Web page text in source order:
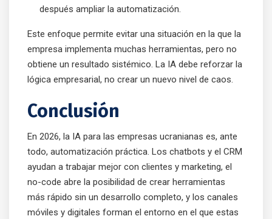
después ampliar la automatización.
Este enfoque permite evitar una situación en la que la
empresa implementa muchas herramientas, pero no
obtiene un resultado sistémico. La IA debe reforzar la
lógica empresarial, no crear un nuevo nivel de caos.
Conclusión
En 2026, la IA para las empresas ucranianas es, ante
todo, automatización práctica. Los chatbots y el CRM
ayudan a trabajar mejor con clientes y marketing, el
no-code abre la posibilidad de crear herramientas
más rápido sin un desarrollo completo, y los canales
móviles y digitales forman el entorno en el que estas